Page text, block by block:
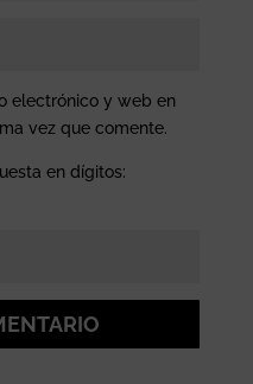
electrónico y web en
vez que comente.
en dígitos: